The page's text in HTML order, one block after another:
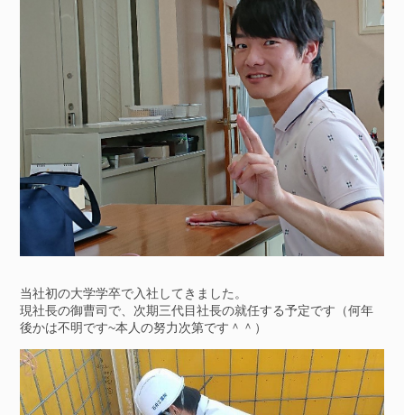
当社初の大学学卒で入社してきました。
現社長の御曹司で、次期三代目社長の就任する予定です（何年
後かは不明です~本人の努力次第です＾＾）